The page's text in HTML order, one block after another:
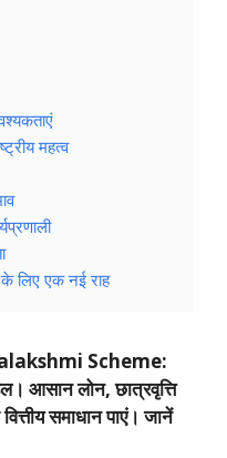
महत्व
के लिए एक नई राह
Scheme:
आसान लोन, छात्रवृत्ति
समाधान पाएं। जानें